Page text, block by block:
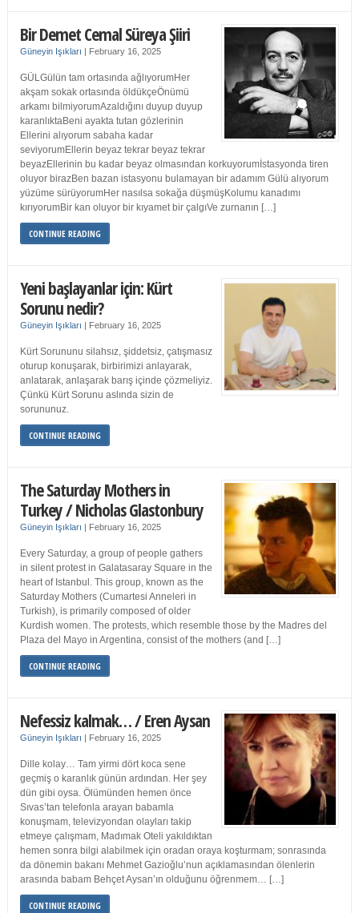
Bir Demet Cemal Süreya Şiiri
Güneyin Işıkları | February 16, 2025
GÜLGülün tam ortasında ağlıyorumHer
akşam sokak ortasında öldükçeÖnümü
arkamı bilmiyorumAzaldığını duyup duyup
karanlıktaBeni ayakta tutan gözlerinin
Ellerini alıyorum sabaha kadar
seviyorumEllerin beyaz tekrar beyaz tekrar
beyazEllerinin bu kadar beyaz olmasından korkuyorumİstasyonda tiren
oluyor birazBen bazan istasyonu bulamayan bir adamım Gülü alıyorum
yüzüme sürüyorumHer nasılsa sokağa düşmüşKolumu kanadımı
kırıyorumBir kan oluyor bir kıyamet bir çalgıVe zurnanın […]
CONTINUE READING
Yeni başlayanlar için: Kürt
Sorunu nedir?
Güneyin Işıkları | February 16, 2025
Kürt Sorununu silahsız, şiddetsiz, çatışmasız
oturup konuşarak, birbirimizi anlayarak,
anlatarak, anlaşarak barış içinde çözmeliyiz.
Çünkü Kürt Sorunu aslında sizin de
sorununuz.
CONTINUE READING
The Saturday Mothers in
Turkey / Nicholas Glastonbury
Güneyin Işıkları | February 16, 2025
Every Saturday, a group of people gathers
in silent protest in Galatasaray Square in the
heart of Istanbul. This group, known as the
Saturday Mothers (Cumartesi Anneleri in
Turkish), is primarily composed of older
Kurdish women. The protests, which resemble those by the Madres del
Plaza del Mayo in Argentina, consist of the mothers (and […]
CONTINUE READING
Nefessiz kalmak… / Eren Aysan
Güneyin Işıkları | February 16, 2025
Dille kolay… Tam yirmi dört koca sene
geçmiş o karanlık günün ardından. Her şey
dün gibi oysa. Ölümünden hemen önce
Sıvas’tan telefonla arayan babamla
konuşmam, televizyondan olayları takip
etmeye çalışmam, Madımak Oteli yakıldıktan
hemen sonra bilgi alabilmek için oradan oraya koşturmam; sonrasında
da dönemin bakanı Mehmet Gazioğlu’nun açıklamasından ölenlerin
arasında babam Behçet Aysan’ın olduğunu öğrenmem… […]
CONTINUE READING